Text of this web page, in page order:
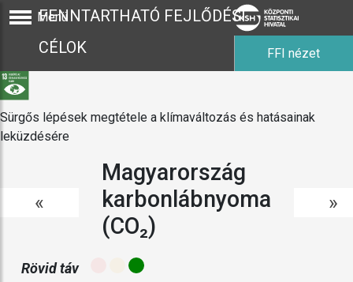
Menü
FENNTARTHATÓ FEJLŐDÉSI
CÉLOK
FFI nézet
Sürgős lépések megtétele a klímaváltozás és hatásainak
leküzdésére
«
Magyarország
karbonlábnyoma
(CO₂)
»
Rövid táv